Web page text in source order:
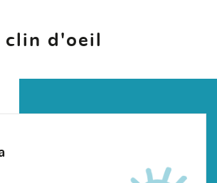
clin d'oeil